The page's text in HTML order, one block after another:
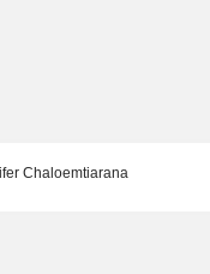
Chaloemtiarana